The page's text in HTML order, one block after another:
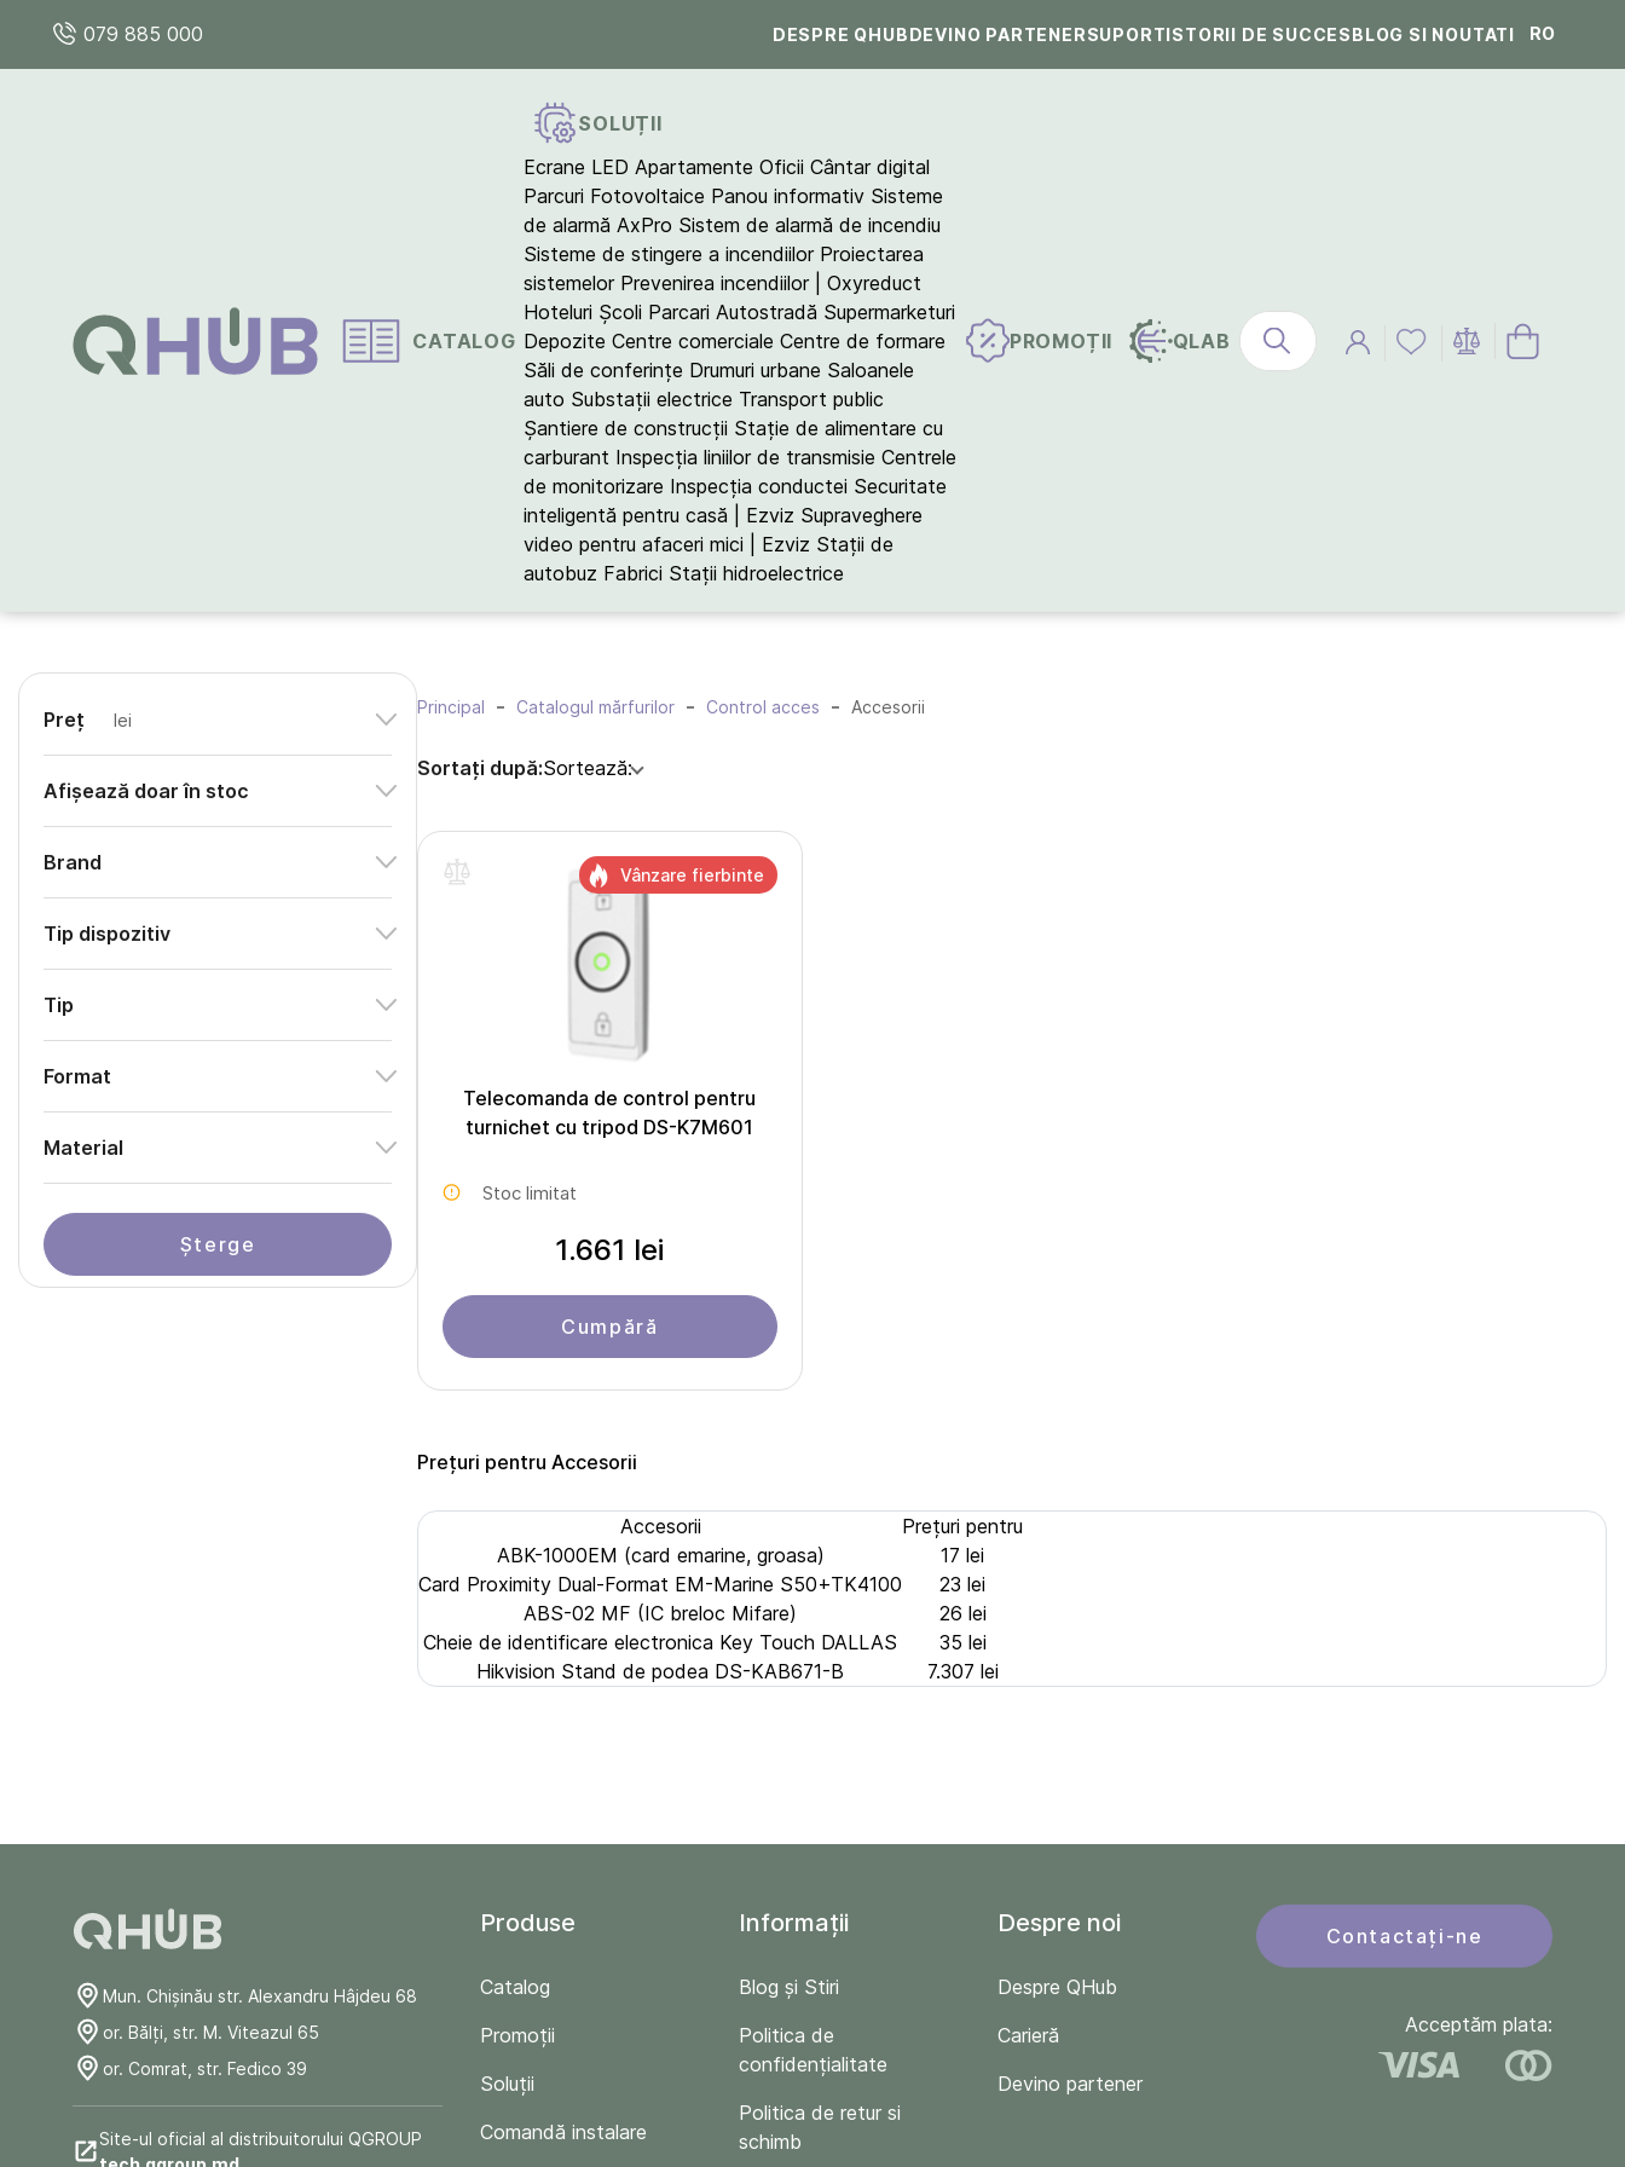
079 885 000 DESPRE QHUBDEVINO PARTENERSUPORTISTORII DE SUCCESBLOG SI NOUTATI RO
CATALOG
SOLUȚII
Ecrane LED Apartamente Oficii Cântar digital
Parcuri Fotovoltaice Panou informativ Sisteme
de alarmă AxPro Sistem de alarmă de incendiu
Sisteme de stingere a incendiilor Proiectarea
sistemelor Prevenirea incendiilor | Oxyreduct
Hoteluri Școli Parcari Autostradă Supermarketuri
Depozite Centre comerciale Centre de formare
Săli de conferințe Drumuri urbane Saloanele
auto Substații electrice Transport public
Șantiere de construcții Stație de alimentare cu
carburant Inspecția liniilor de transmisie Centrele
de monitorizare Inspecția conductei Securitate
inteligentă pentru casă | Ezviz Supraveghere
video pentru afaceri mici | Ezviz Stații de
autobuz Fabrici Stații hidroelectrice
PROMOȚII QLAB
Preț lei
Afișează doar în stoc
Brand
Tip dispozitiv
Tip
Format
Material
Șterge
Principal Catalogul mărfurilor Control acces Accesorii
Sortați după:Sortează:
Telecomanda de control pentru
turnichet cu tripod DS-K7M601
Stoc limitat
1.661 lei
Cumpără
Vânzare fierbinte
Prețuri pentru Accesorii
Accesorii
Prețuri pentru
ABK-1000EM (card emarine, groasa)
17 lei
Card Proximity Dual-Format EM-Marine S50+TK4100
23 lei
ABS-02 MF (IC breloc Mifare)
26 lei
Cheie de identificare electronica Key Touch DALLAS
35 lei
Hikvision Stand de podea DS-KAB671-B
7.307 lei
Mun. Chişinău str. Alexandru Hâjdeu 68
or. Bălți, str. M. Viteazul 65
or. Comrat, str. Fedico 39
Site-ul oficial al distribuitorului QGROUP
Produse
Catalog
Promoții
Soluții
Comandă instalare
Informații
Blog și Stiri
Politica de
confidențialitate
Politica de retur si
schimb
Despre noi
Despre QHub
Carieră
Devino partener
Contactați-ne
Acceptăm plata: